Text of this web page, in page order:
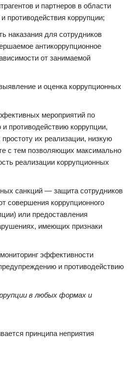
и партнеров в области
противодействия коррупции;
наказания для сотрудников
антикоррупционное
от занимаемой
и оценка коррупционных
мероприятий по
противодействию коррупции,
их реализации, низкую
с тем позволяющих максимально
реализации коррупционных
санкций — защита сотрудников
совершения коррупционного
или предоставления
имеющих признаки
эффективности
и противодействию
в любых формах и
принципа неприятия